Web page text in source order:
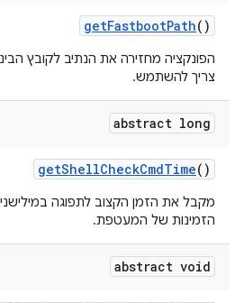
getFastbootPath()
צריך להשתמש.
abstract long
getShellCheckCmdTime()
מקבל את הזמן הקצוב לתפוגה
הזמינות של המעטפת.
abstract void